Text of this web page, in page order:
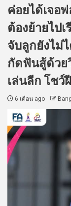
ค่อยได้เจอ
ต้องย้ายไป
จับลูกยังไม่
กัดฟันสู้ด้วย
เล่นลีก โชว์
6 เดือน ago